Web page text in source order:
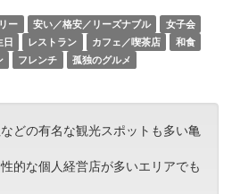
ー 安い／格安／リーズナブル
女子会
日 レストラン カフェ／喫茶店
和食
フレンチ 孤独のグルメ
どの有名な観光スポットも多い亀
的な個人経営店が多いエリアでも